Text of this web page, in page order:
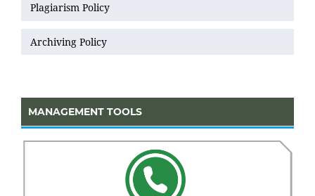
Plagiarism Policy
Archiving Policy
MANAGEMENT TOOLS